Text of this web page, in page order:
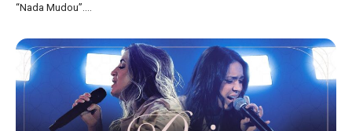
“Nada Mudou”.…